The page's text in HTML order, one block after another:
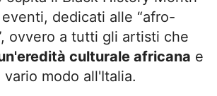
dedicati alle “afro-
ovvero a tutti gli artisti che
culturale africana e
modo all'Italia.